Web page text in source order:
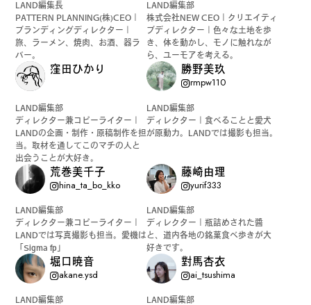
ボクと麺
# 職人の手仕事に触れる
#書店巡り
やっぱり○○が好き
# イベント
LAND編集長
PATTERN PLANNING(株)CEO｜
ブランディングディレクター｜
旅、ラーメン、焼肉、お酒、器ラ
バー。
LAND編集部
株式会社NEW CEO｜クリエイティ
ブディレクター｜色々な土地を歩
き、体を動かし、モノに触れなが
ら、ユーモアを考える。
窪田ひかり
LAND編集部
ディレクター兼コピーライター｜
LANDの企画・制作・原稿制作を担
当。取材を通してこのマチの人と
出会うことが大好き。
勝野美玖
rmpw110
LAND編集部
ディレクター｜食べることと愛犬
が原動力。LANDでは撮影も担当。
荒巻美千子
hina_ta_bo_kko
LAND編集部
ディレクター兼コピーライター｜
LANDでは写真撮影も担当。愛機は
「Sigma fp」
藤崎由理
yurif333
LAND編集部
ディレクター｜瓶詰めされた醬
と、道内各地の銘菓食べ歩きが大
好きです。
堀口暁音
akane.ysd
LAND編集部
對馬杏衣
ai_tsushima
LAND編集部